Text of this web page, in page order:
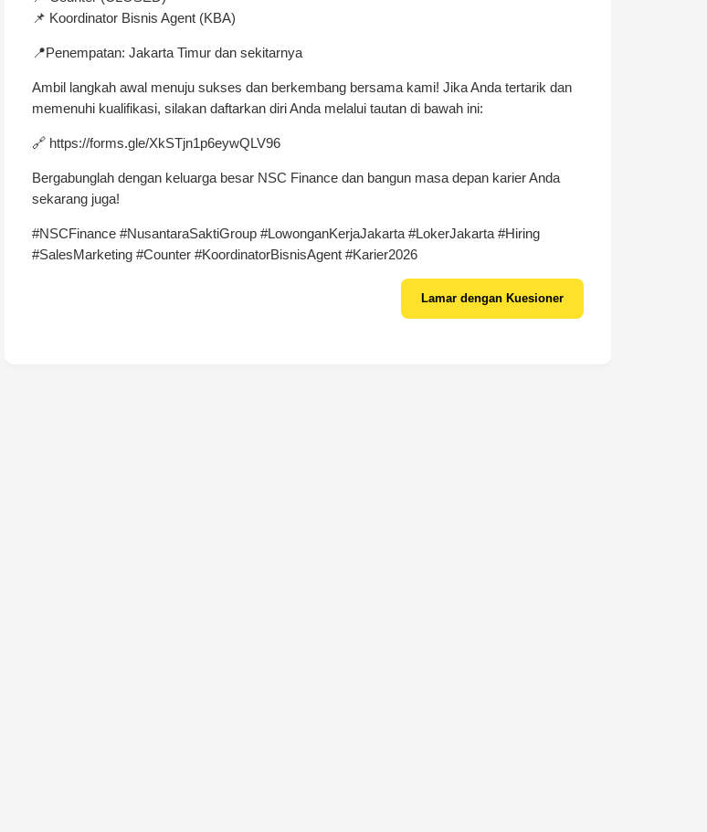
📌 Koordinator Bisnis Agent (KBA)
📍Penempatan: Jakarta Timur dan sekitarnya
Ambil langkah awal menuju sukses dan berkembang bersama kami! Jika Anda tertarik dan
memenuhi kualifikasi, silakan daftarkan diri Anda melalui tautan di bawah ini:
🔗 https://forms.gle/XkSTjn1p6eywQLV96
Bergabunglah dengan keluarga besar NSC Finance dan bangun masa depan karier Anda
sekarang juga!
#NSCFinance #NusantaraSaktiGroup #LowonganKerjaJakarta #LokerJakarta #Hiring
#SalesMarketing #Counter #KoordinatorBisnisAgent #Karier2026
Lamar dengan Kuesioner